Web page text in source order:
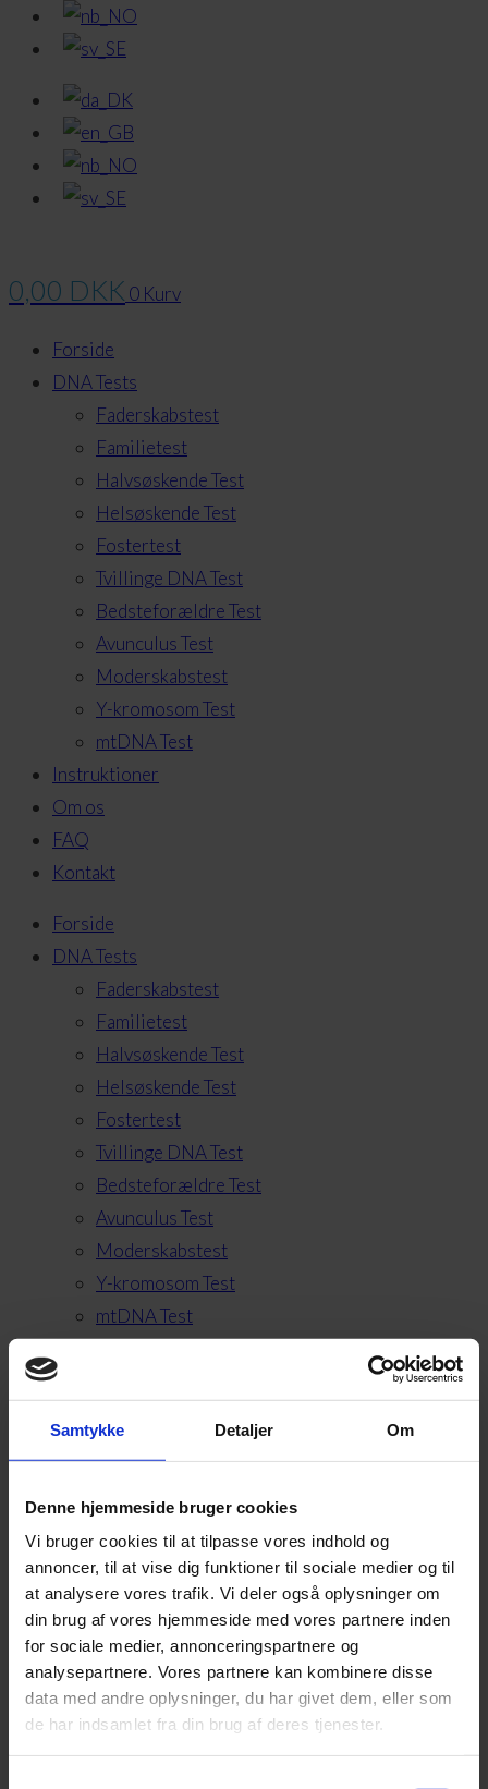
Samtykke Detaljer Om
Denne hjemmeside bruger cookies
Vi bruger cookies til at tilpasse vores indhold og
annoncer, til at vise dig funktioner til sociale medier og til
at analysere vores trafik. Vi deler også oplysninger om
din brug af vores hjemmeside med vores partnere inden
for sociale medier, annonceringspartnere og
analysepartnere. Vores partnere kan kombinere disse
data med andre oplysninger, du har givet dem, eller som
de har indsamlet fra din brug af deres tjenester.
0,00 DKK 0 Kurv
Forside
DNA Tests
Faderskabstest
Familietest
Halvsøskende Test
Helsøskende Test
Fostertest
Tvillinge DNA Test
Bedsteforældre Test
Avunculus Test
Moderskabstest
Y-kromosom Test
mtDNA Test
Instruktioner
Om os
FAQ
Kontakt
Forside
DNA Tests
Faderskabstest
Familietest
Halvsøskende Test
Helsøskende Test
Fostertest
Tvillinge DNA Test
Bedsteforældre Test
Avunculus Test
Moderskabstest
Y-kromosom Test
mtDNA Test
Om os
Kontakt
Valgt:
mtDNA Test
Fra:3.475,00DKK
Vælg muligheder